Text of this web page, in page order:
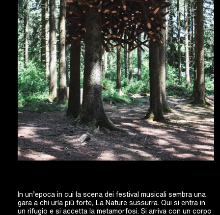
In un’epoca in cui la scena dei festival musicali sembra una
gara a chi urla più forte, La Nature sussurra. Qui si entra in
un rifugio e si accetta la metamorfosi. Si arriva con un corpo